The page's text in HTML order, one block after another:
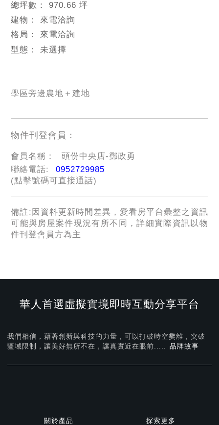
總坪數：970.66 坪
建物： 來電洽詢
格局： 來電洽詢
型態： 未選擇
學區旁邊農地＋建地
物件刊登會員：
會員名稱：
頭份中央店-鄧政勇
聯絡電話:
0952729985
(點擊號碼可直接通話)
備註:因資料更新時間差異，愛看房平台彙整之資訊
可能與房屋案件現況有所不同，詳細實際資訊以物
件刊登會員方為主
華人首選虛擬實境即時互動分享平台
我們相信，藉著創新與科技的力量，可以打破時空樊離，突破
疆域限制，讓美好無所不在， 讓真實近在眼前..... 品牌故事
關於產品 探索更多